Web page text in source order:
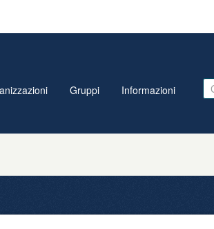
Gruppi Informazioni